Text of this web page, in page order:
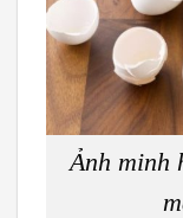
Ảnh minh